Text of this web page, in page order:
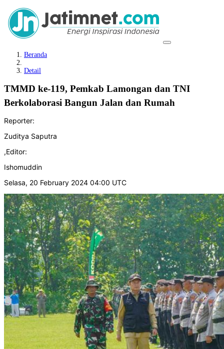
Beranda
Detail
TMMD ke-119, Pemkab Lamongan dan TNI
Berkolaborasi Bangun Jalan dan Rumah
Reporter:
Zuditya Saputra
,Editor:
Ishomuddin
Selasa, 20 February 2024 04:00 UTC